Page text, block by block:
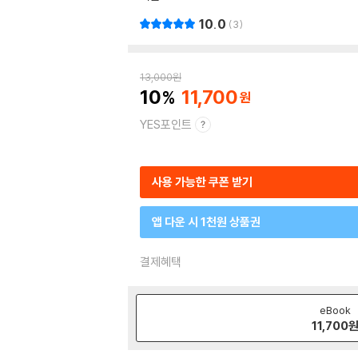
10.0 3
13,000원
10 11,700
YES포인트
사용 가능한 쿠폰 받기
앱 다운 시 1천원 상품권
결제혜택
eBook
11,700